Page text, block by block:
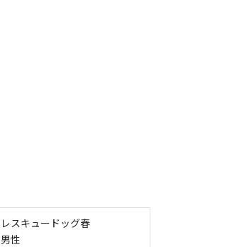
レスキュードッグ春
男性